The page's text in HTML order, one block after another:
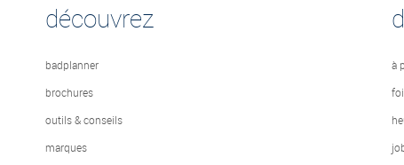
découvrez
badplanner
brochures
outils & conseils
marques
à